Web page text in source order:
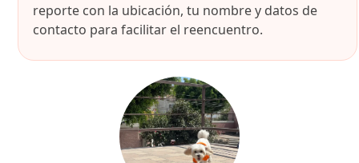
reporte con la ubicación, tu nombre y datos de
contacto para facilitar el reencuentro.